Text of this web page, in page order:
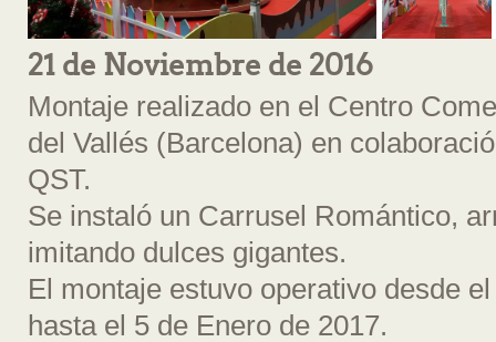
21 de Noviembre de 2016
Montaje realizado en el Centro
del Vallés (Barcelona) en
QST.
Se instaló un Carrusel Romántico,
imitando dulces gigantes.
El montaje estuvo operativo desde
hasta el 5 de Enero de 2017.